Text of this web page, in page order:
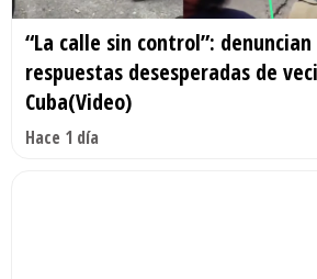
“La calle sin control”:
respuestas desesperadas de
Cuba(Video)
Hace 1 día